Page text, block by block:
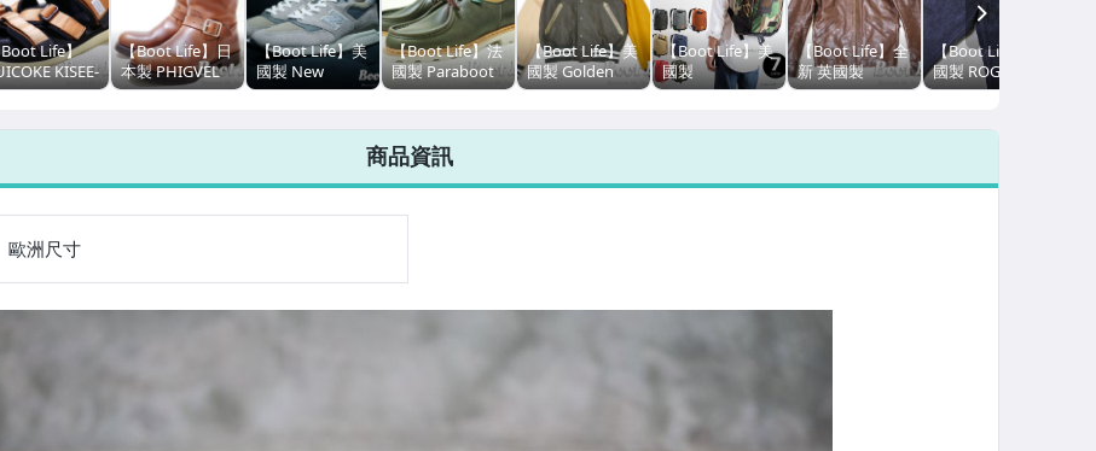
Life】
KISEE-
水墊
金色 淺棕
【Boot Life】日
本製 PHIGVEL
MAKERS & Co.
馬皮 工程師靴
【Boot Life】美
國製 New
Balance M998
992 993可參考
【Boot Life】法
國製 Paraboot
Michael 挪威縫
欖綠
【Boot Life】美
國製 Golden
Bear Varsity
棒球外套
【Boot Life】美
國製
Kretterworks
背包 彈道尼龍帆
【Boot Life】全
新 英國製
Eastman ELMC
Schott Lewis
【Boot Life】美
國製 ROGUE
TERRITORY RGT
SKINNY 中低腰
商品資訊
歐洲尺寸